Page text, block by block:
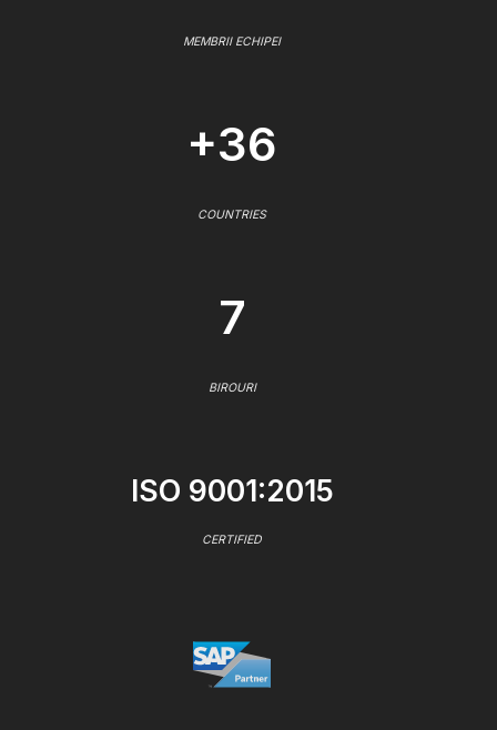
MEMBRII ECHIPEI
+36
COUNTRIES
7
BIROURI
ISO 9001:2015
CERTIFIED